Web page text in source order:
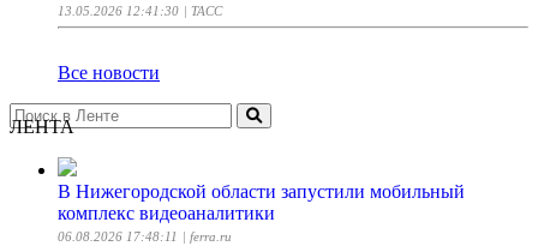
13.05.2026 12:41:30 | ТАСС
Все новости
ЛЕНТА
В Нижегородской области запустили мобильный
комплекс видеоаналитики
06.08.2026 17:48:11 | ferra.ru